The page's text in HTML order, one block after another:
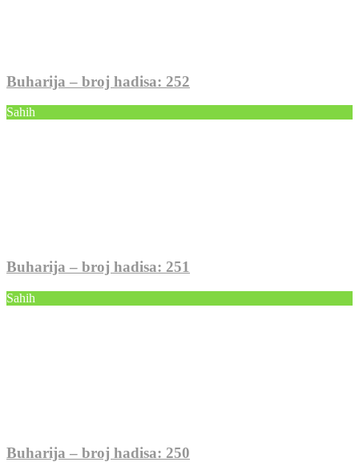
Buharija – broj hadisa: 252
Sahih
Buharija – broj hadisa: 251
Sahih
Buharija – broj hadisa: 250